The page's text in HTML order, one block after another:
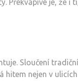
Překvapivé je, že i
Sloučení
nejen v